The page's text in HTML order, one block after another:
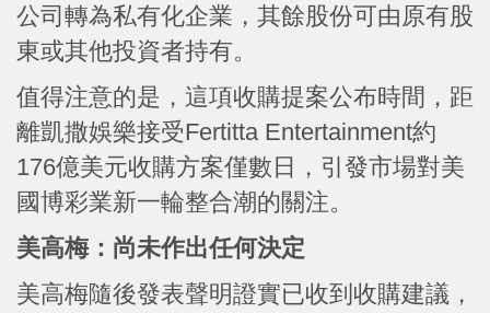
公司轉為私有化企業，其餘股份可由原有股
東或其他投資者持有。
值得注意的是，這項收購提案公布時間，距
離凱撒娛樂接受Fertitta Entertainment約
176億美元收購方案僅數日，引發市場對美
國博彩業新一輪整合潮的關注。
美高梅：尚未作出任何決定
美高梅隨後發表聲明證實已收到收購建議，